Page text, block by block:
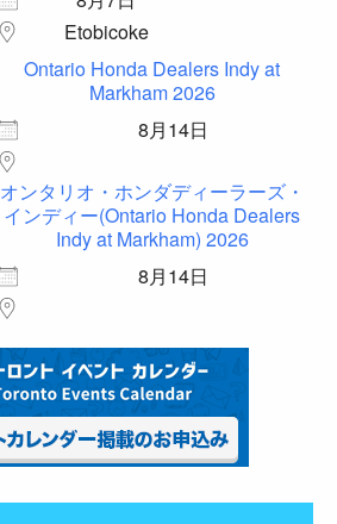
Etobicoke
Ontario Honda Dealers Indy at
Markham 2026
8月14日
オンタリオ・ホンダディーラーズ・
インディー(Ontario Honda Dealers
Indy at Markham) 2026
8月14日